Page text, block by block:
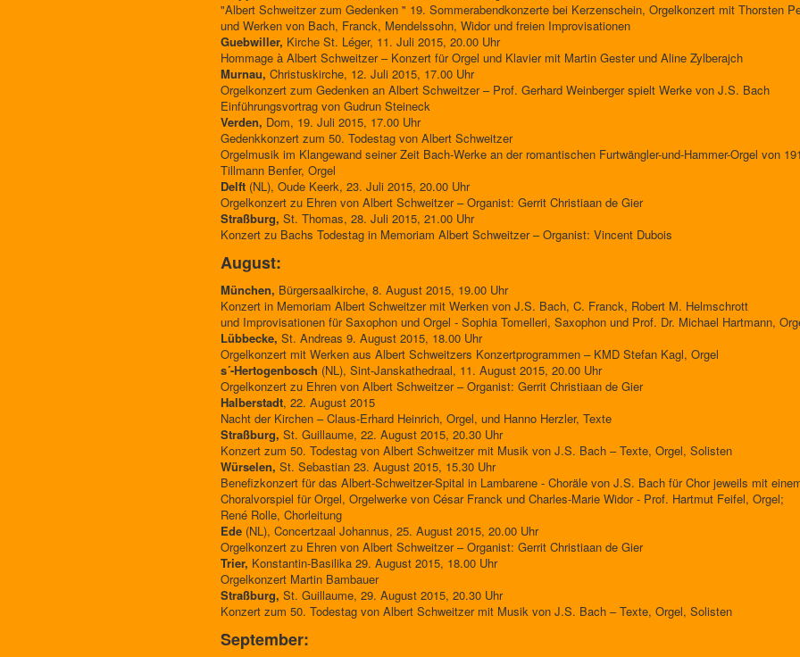
"Albert Schweitzer zum Gedenken " 19. Sommerabendkonzerte bei Kerzenschein, Orgelkonzert mit Thorsten
und Werken von Bach, Franck, Mendelssohn, Widor und freien Improvisationen
Guebwiller, Kirche St. Léger, 11. Juli 2015, 20.00 Uhr
Hommage à Albert Schweitzer – Konzert für Orgel und Klavier mit Martin Gester und Aline Zylberajch
Murnau, Christuskirche, 12. Juli 2015, 17.00 Uhr
Orgelkonzert zum Gedenken an Albert Schweitzer – Prof. Gerhard Weinberger spielt Werke von J.S. Bach
Einführungsvortrag von Gudrun Steineck
Verden, Dom, 19. Juli 2015, 17.00 Uhr
Gedenkkonzert zum 50. Todestag von Albert Schweitzer
Orgelmusik im Klangewand seiner Zeit Bach-Werke an der romantischen Furtwängler-und-Hammer-Orgel von
Tillmann Benfer, Orgel
Delft (NL), Oude Keerk, 23. Juli 2015, 20.00 Uhr
Orgelkonzert zu Ehren von Albert Schweitzer – Organist: Gerrit Christiaan de Gier
Straßburg, St. Thomas, 28. Juli 2015, 21.00 Uhr
Konzert zu Bachs Todestag in Memoriam Albert Schweitzer – Organist: Vincent Dubois
August:
München, Bürgersaalkirche, 8. August 2015, 19.00 Uhr
Konzert in Memoriam Albert Schweitzer mit Werken von J.S. Bach, C. Franck, Robert M. Helmschrott
und Improvisationen für Saxophon und Orgel - Sophia Tomelleri, Saxophon und Prof. Dr. Michael Hartmann,
Lübbecke, St. Andreas 9. August 2015, 18.00 Uhr
Orgelkonzert mit Werken aus Albert Schweitzers Konzertprogrammen – KMD Stefan Kagl, Orgel
s´-Hertogenbosch (NL), Sint-Janskathedraal, 11. August 2015, 20.00 Uhr
Orgelkonzert zu Ehren von Albert Schweitzer – Organist: Gerrit Christiaan de Gier
Halberstadt, 22. August 2015
Nacht der Kirchen – Claus-Erhard Heinrich, Orgel, und Hanno Herzler, Texte
Straßburg, St. Guillaume, 22. August 2015, 20.30 Uhr
Konzert zum 50. Todestag von Albert Schweitzer mit Musik von J.S. Bach – Texte, Orgel, Solisten
Würselen, St. Sebastian 23. August 2015, 15.30 Uhr
Benefizkonzert für das Albert-Schweitzer-Spital in Lambarene - Choräle von J.S. Bach für Chor jeweils mit
Choralvorspiel für Orgel, Orgelwerke von César Franck und Charles-Marie Widor - Prof. Hartmut Feifel, Orgel;
René Rolle, Chorleitung
Ede (NL), Concertzaal Johannus, 25. August 2015, 20.00 Uhr
Orgelkonzert zu Ehren von Albert Schweitzer – Organist: Gerrit Christiaan de Gier
Trier, Konstantin-Basilika 29. August 2015, 18.00 Uhr
Orgelkonzert Martin Bambauer
Straßburg, St. Guillaume, 29. August 2015, 20.30 Uhr
Konzert zum 50. Todestag von Albert Schweitzer mit Musik von J.S. Bach – Texte, Orgel, Solisten
September: